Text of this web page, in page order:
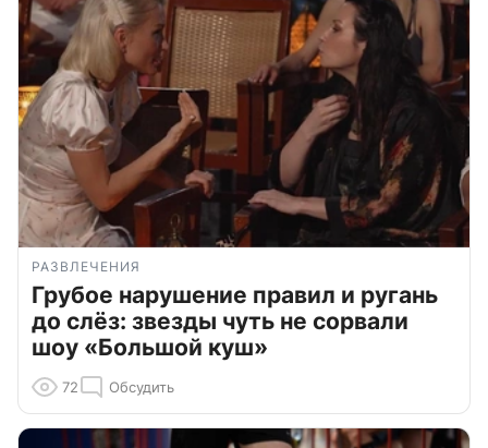
РАЗВЛЕЧЕНИЯ
Грубое нарушение правил и ругань
до слёз: звезды чуть не сорвали
шоу «Большой куш»
72 Обсудить